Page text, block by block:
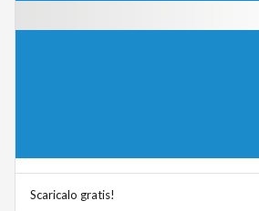
Scaricalo gratis!